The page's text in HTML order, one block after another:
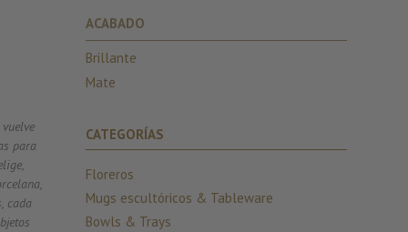
para
cada
ACABADO
Brillante
Mate
CATEGORÍAS
Floreros
Mugs escultóricos & Tableware
Bowls & Trays